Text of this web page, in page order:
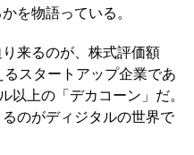
を物語っている。
来るのが、株式評価額
るスタートアップ企業であ
以上の「デカコーン」だ。
のがディジタルの世界で